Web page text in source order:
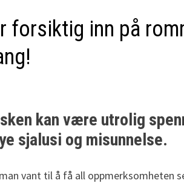
forsiktig inn på
kan være utrolig
sjalusi og misunnelse.
vant til å få all